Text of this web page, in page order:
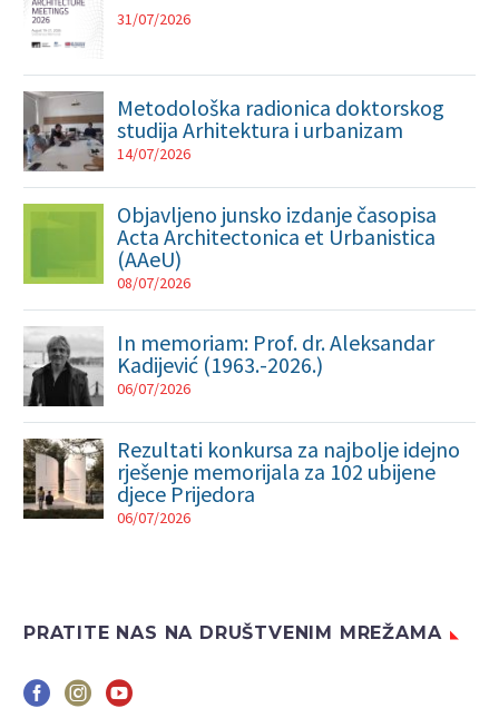
31/07/2026
Metodološka radionica doktorskog
studija Arhitektura i urbanizam
14/07/2026
Objavljeno junsko izdanje časopisa
Acta Architectonica et Urbanistica
(AAeU)
08/07/2026
In memoriam: Prof. dr. Aleksandar
Kadijević (1963.-2026.)
06/07/2026
Rezultati konkursa za najbolje idejno
rješenje memorijala za 102 ubijene
djece Prijedora
06/07/2026
PRATITE NAS NA DRUŠTVENIM MREŽAMA